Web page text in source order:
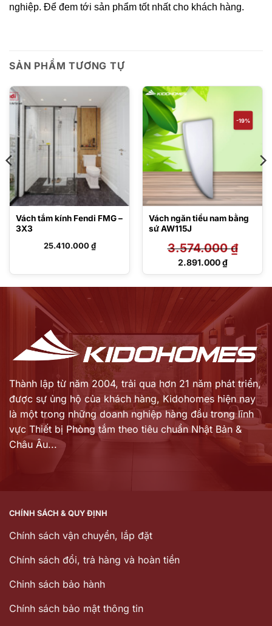
nghiệp. Để đem tới sản phẩm tốt nhất cho khách hàng.
SẢN PHẨM TƯƠNG TỰ
Vách tắm kính Fendi FMG –
3X3
25.410.000₫
-19%
Vách ngăn tiểu nam bằng
sứ AW115J
3.574.000₫
Giá
3.574.000 ₫.
2.891.000₫
Giá
2.891.000 ₫.
Thành lập từ năm 2004, trải qua hơn 21 năm phát triển,
được sự ủng hộ của khách hàng, Kidohomes hiện nay
là một trong những doanh nghiệp hàng đầu trong lĩnh
vực Thiết bị Phòng tắm theo tiêu chuẩn Nhật Bản &
Châu Âu...
CHÍNH SÁCH & QUY ĐỊNH
Chính sách vận chuyển, lắp đặt
Chính sách đổi, trả hàng và hoàn tiền
Chinh sách bảo hành
Chính sách bảo mật thông tin